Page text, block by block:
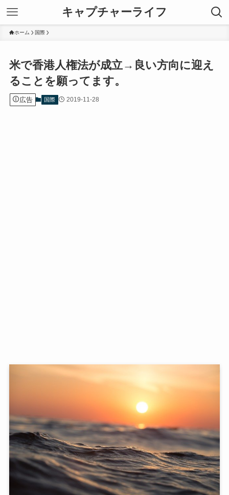
キャプチャーライフ
ホーム 国際
米で香港人権法が成立→良い方向に迎え
ることを願ってます。
広告 国際 2019-11-28